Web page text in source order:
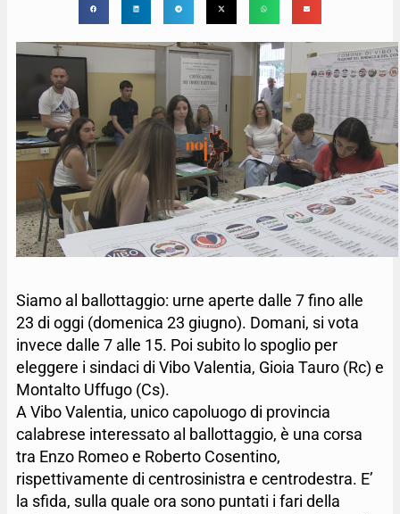
Siamo al ballottaggio: urne aperte dalle 7 fino alle
23 di oggi (domenica 23 giugno). Domani, si vota
invece dalle 7 alle 15. Poi subito lo spoglio per
eleggere i sindaci di Vibo Valentia, Gioia Tauro (Rc) e
Montalto Uffugo (Cs).
A Vibo Valentia, unico capoluogo di provincia
calabrese interessato al ballottaggio, è una corsa
tra Enzo Romeo e Roberto Cosentino,
rispettivamente di centrosinistra e centrodestra. E’
la sfida, sulla quale ora sono puntati i fari della